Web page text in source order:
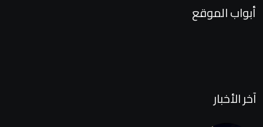
أبواب الموقع
آخر الأخبار